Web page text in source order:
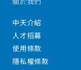
中天介紹
人才招募
使用條款
隱私權條款